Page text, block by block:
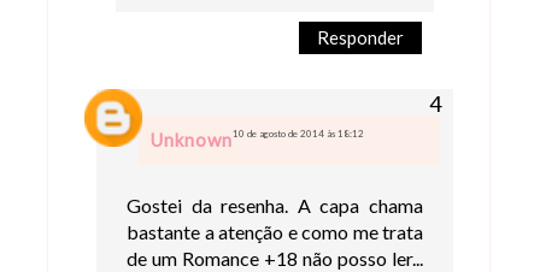
Responder
Unknown10 de agosto de 2014 às 18:12
Gostei da resenha. A capa chama
bastante a atenção e como me trata
de um Romance +18 não posso ler...